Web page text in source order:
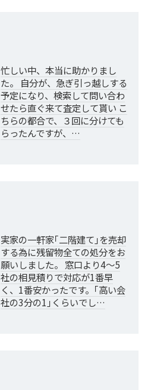
忙しい中、本当に助かりまし
た。 自分が、急ぎ引っ越しする
予定になり、検索して問い合わ
せたら直ぐ来て査定して貰い こ
ちらの都合で、３回に分けても
らったんですが、…
実家の一軒家｢二階建て｣を売却
する為に残留物全ての処分をお
願いしました。 窓口より4～5
社の相見積りで対応が1番早
く、1番安かったです。｢高い会
社の3分の1｣くらいでし…